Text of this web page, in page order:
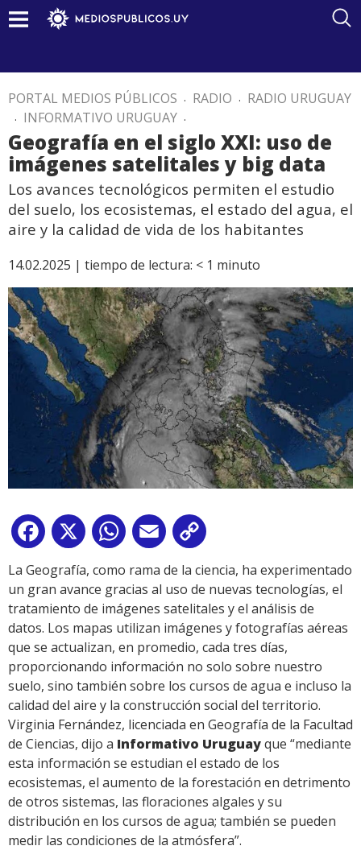
PORTAL MEDIOS PÚBLICOS . RADIO . RADIO URUGUAY
. INFORMATIVO URUGUAY .
Geografía en el siglo XXI: uso de
imágenes satelitales y big data
Los avances tecnológicos permiten el estudio
del suelo, los ecosistemas, el estado del agua, el
aire y la calidad de vida de los habitantes
14.02.2025 | tiempo de lectura: < 1 minuto
Facebook
X WhatsApp
Email
Link
La Geografía, como rama de la ciencia, ha experimentado
un gran avance gracias al uso de nuevas tecnologías, el
tratamiento de imágenes satelitales y el análisis de
datos. Los mapas utilizan imágenes y fotografías aéreas
que se actualizan, en promedio, cada tres días,
proporcionando información no solo sobre nuestro
suelo, sino también sobre los cursos de agua e incluso la
calidad del aire y la construcción social del territorio.
Virginia Fernández, licenciada en Geografía de la Facultad
de Ciencias, dijo a Informativo Uruguayque “mediante
esta información se estudian el estado de los
ecosistemas, el aumento de la forestación en detrimento
de otros sistemas, las floraciones algales y su
distribución en los cursos de agua; también se pueden
medir las condiciones de la atmósfera”.